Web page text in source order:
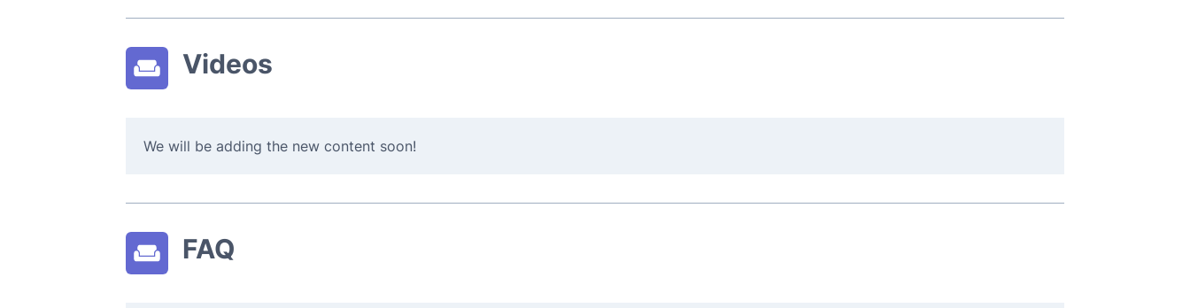
Videos
We will be adding the new content soon!
FAQ